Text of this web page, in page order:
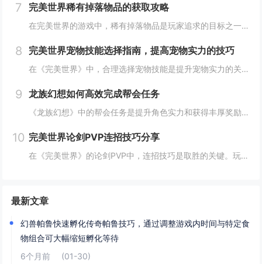
7 完美世界稀有掉落物品的获取攻略
在完美世界的游戏中，稀有掉落物品是玩家追求的目标之一。这些物品通常只能通过特定的活动、副本或怪物获得，且掉落率极低。为了提高获取几率，玩家可以组队参与高难度副本，多次挑战以增加机会；参加限时活动，如节日庆典和特殊任务，这些活动往往会有额外奖...
8 完美世界宠物技能选择指南，提高宠物实力的技巧
在《完美世界》中，合理选择宠物技能是提升宠物实力的关键。优先考虑增强宠物基础属性的技能，如攻击、防御和生命值。根据宠物类型和定位，选择合适的主动或被动技能，如控制、辅助或输出技能。利用宠物技能书升级技能等级，以及通过宠物合成功能优化技能组合...
9 龙族幻想如何高效完成帮会任务
《龙族幻想》中的帮会任务是提升角色实力和获得丰厚奖励的重要途径。要高效完成帮会任务，首先需要合理安排时间，选择高效率的任务组合，如组队完成副本或集体参与帮会活动。利用好帮会资源，如经验药水、加速道具等，可以显著提高任务完成速度。积极与帮会成...
10 完美世界论剑PVP连招技巧分享
在《完美世界》的论剑PVP中，连招技巧是取胜的关键。玩家需熟练掌握角色技能的释放顺序与时机，利用控制技能打断对手的攻击节奏，同时保持自身技能的连贯性。合理利用地形和位移技能，可以有效躲避敌方攻击，创造反击机会。了解并针对不同职业的特点制定策...
最新文章
幻兽帕鲁快速孵化传奇帕鲁技巧，通过调整游戏内时间与特定食
物组合可大幅缩短孵化等待
6个月前
(01-30)